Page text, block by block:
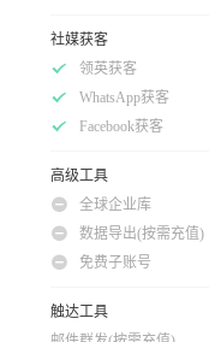
社媒获客
领英获客
WhatsApp获客
Facebook获客
高级工具
全球企业库
数据导出(按需充值)
免费子账号
触达工具